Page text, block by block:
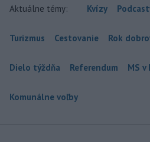
Aktuálne témy: Kvízy
Turizmus Cestovanie Rok
Dielo týždňa Referendum MS v
Komunálne voľby